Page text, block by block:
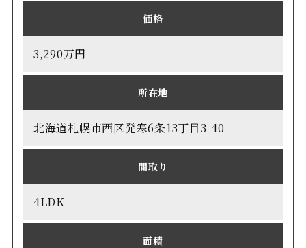
価格
3,290万円
所在地
北海道札幌市西区発寒6条13丁目3-40
間取り
4LDK
面積